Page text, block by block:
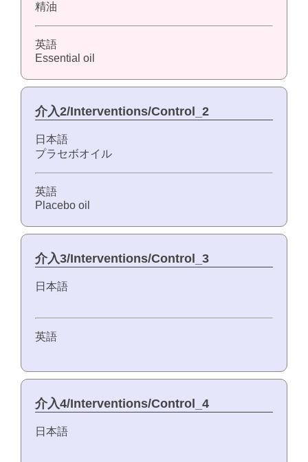
精油
英語
Essential oil
介入2/Interventions/Control_2
日本語
プラセボオイル
英語
Placebo oil
介入3/Interventions/Control_3
日本語
英語
介入4/Interventions/Control_4
日本語